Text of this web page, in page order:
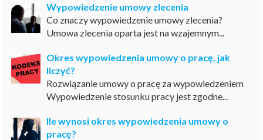
Wypowiedzenie umowy zlecenia
Co znaczy wypowiedzenie umowy zlecenia?
Umowa zlecenia oparta jest na wzajemnym...
Okres wypowiedzenia umowy o pracę, jak
liczyć?
Rozwiązanie umowy o pracę za wypowiedzeniem
Wypowiedzenie stosunku pracy jest zgodne...
Ile wynosi okres wypowiedzenia umowy o
pracę?